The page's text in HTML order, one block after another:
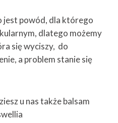
jest powód, dla którego
dlatego możemy
się wyciszy, do
a problem stanie się
u nas takżebalsam